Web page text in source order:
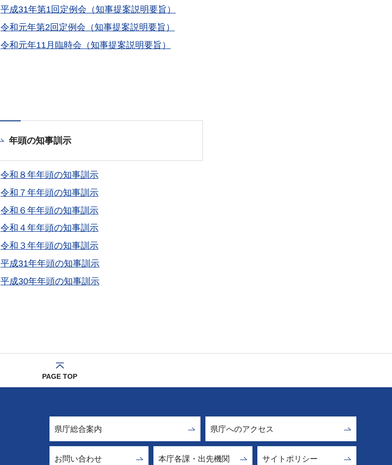
平成31年第1回定例会（知事提案説明要旨）
令和元年第2回定例会（知事提案説明要旨）
令和元年11月臨時会（知事提案説明要旨）
年頭の知事訓示
令和８年年頭の知事訓示
令和７年年頭の知事訓示
令和６年年頭の知事訓示
令和４年年頭の知事訓示
令和３年年頭の知事訓示
平成31年年頭の知事訓示
平成30年年頭の知事訓示
PAGE TOP
県庁総合案内 県庁へのアクセス
お問い合わせ 本庁各課・出先機関 サイトポリシー